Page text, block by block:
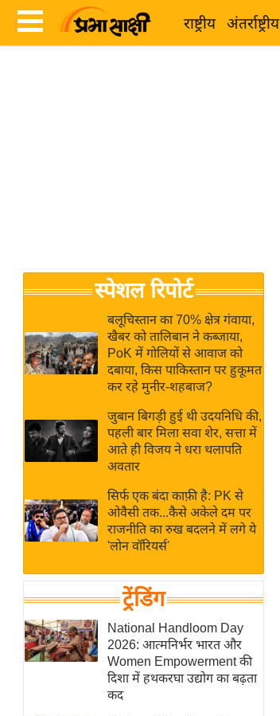
राष्ट्रीय अंतर्राष्ट्रीय
Breaking
News in
Hindi
Hindi
Videos
जगत
राय
बजट
IPL
2026
ई-पेपर
मिसाल बेमिसाल
शख्सियत
यंग इंडिया
साहित्य जगत
ऑटो वर्ल्ड
न्यूज ब्रीफ
मनोरंजन जगत
बॉलीवुड
स्पेशल रिपोर्ट
बलूचिस्तान का 70% क्षेत्र गंवाया,
खैबर को तालिबान ने कब्जाया,
PoK में गोलियों से आवाज को
दबाया, किस पाकिस्तान पर हुकूमत
कर रहे मुनीर-शहबाज?
जुबान बिगड़ी हुई थी उदयनिधि की,
पहली बार मिला सवा शेर, सत्ता में
आते ही विजय ने धरा थलापति
अवतार
सिर्फ एक बंदा काफ़ी है: PK से
ओवैसी तक...कैसे अकेले दम पर
राजनीति का रुख बदलने में लगे ये
'लोन वॉरियर्स'
ट्रेंडिंग
National Handloom Day
2026: आत्मनिर्भर भारत और
Women Empowerment की
दिशा में हथकरघा उद्योग का बढ़ता
कद